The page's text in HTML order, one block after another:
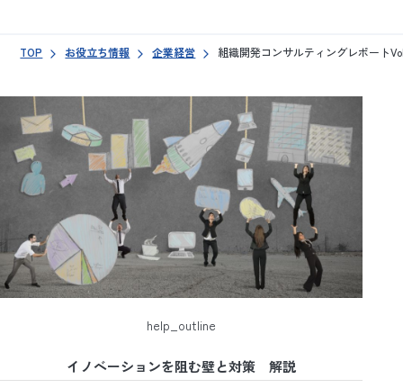
TOP お役立ち情報 企業経営 組織開発コンサルティングレポート
help_outline
イノベーションを阻む壁と対策 解説